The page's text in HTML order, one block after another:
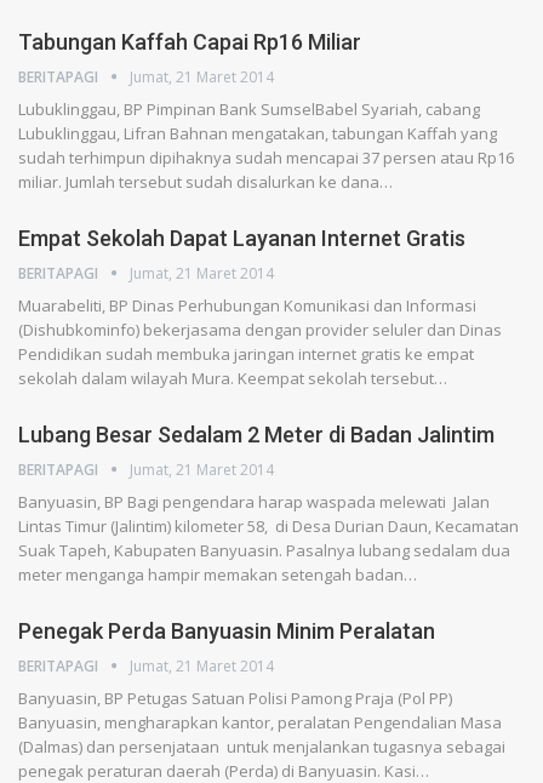
Tabungan Kaffah Capai Rp16 Miliar
BERITAPAGI Jumat, 21 Maret 2014
Lubuklinggau, BP Pimpinan Bank SumselBabel Syariah, cabang
Lubuklinggau, Lifran Bahnan mengatakan, tabungan Kaffah yang
sudah terhimpun dipihaknya sudah mencapai 37 persen atau Rp16
miliar. Jumlah tersebut sudah disalurkan ke dana…
Empat Sekolah Dapat Layanan Internet Gratis
BERITAPAGI Jumat, 21 Maret 2014
Muarabeliti, BP Dinas Perhubungan Komunikasi dan Informasi
(Dishubkominfo) bekerjasama dengan provider seluler dan Dinas
Pendidikan sudah membuka jaringan internet gratis ke empat
sekolah dalam wilayah Mura. Keempat sekolah tersebut…
Lubang Besar Sedalam 2 Meter di Badan Jalintim
BERITAPAGI Jumat, 21 Maret 2014
Banyuasin, BP Bagi pengendara harap waspada melewati Jalan
Lintas Timur (Jalintim) kilometer 58, di Desa Durian Daun, Kecamatan
Suak Tapeh, Kabupaten Banyuasin. Pasalnya lubang sedalam dua
meter menganga hampir memakan setengah badan…
Penegak Perda Banyuasin Minim Peralatan
BERITAPAGI Jumat, 21 Maret 2014
Banyuasin, BP Petugas Satuan Polisi Pamong Praja (Pol PP)
Banyuasin, mengharapkan kantor, peralatan Pengendalian Masa
(Dalmas) dan persenjataan untuk menjalankan tugasnya sebagai
penegak peraturan daerah (Perda) di Banyuasin. Kasi…